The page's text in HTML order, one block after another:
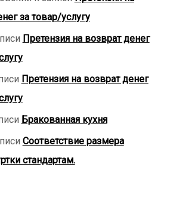
за товар/услугу
Претензия на возврат денег
Претензия на возврат денег
Бракованная кухня
Соответствие размера
стандартам.